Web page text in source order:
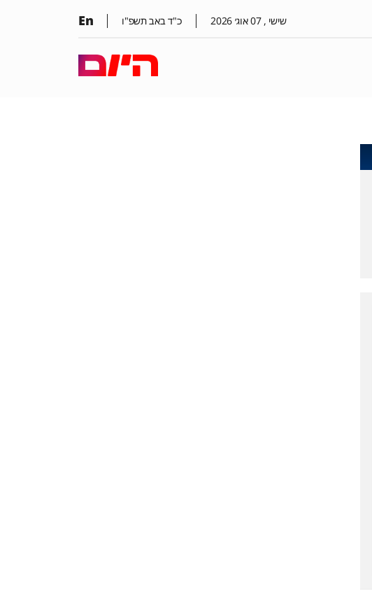
שישי , 07אוג׳ 2026 כ"ד באב תשפ"ו En